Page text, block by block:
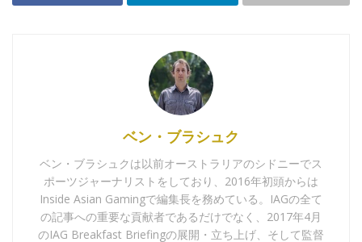
ベン・ブラシュク
ベン・ブラシュクは以前オーストラリアのシドニーでス
ポーツジャーナリストをしており、2016年初頭からは
Inside Asian Gamingで編集長を務めている。IAGの全て
の記事への重要な貢献者であるだけでなく、2017年4月
のIAG Breakfast Briefingの展開・立ち上げ、そして監督